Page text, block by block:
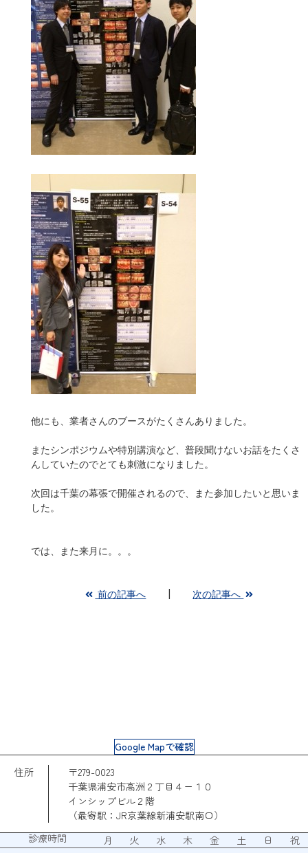
他にも、業者さんのブースがたくさんありました。
またシンポジウムや特別講演など、普段聞けないお話をたくさ
んしていたのでとても刺激になりました。
次回は千葉の幕張で開催されるので、また参加したいと思いま
した。
では、また来月に。。。
前の記事へ 次の記事へ
Google Mapで確認
住所
〒279-0023
千葉県浦安市高洲２丁目４ー１０
インシップビル２階
（最寄駅：JR京葉線新浦安駅南口）
診療時間
月 火 水 木 金 土 日 祝